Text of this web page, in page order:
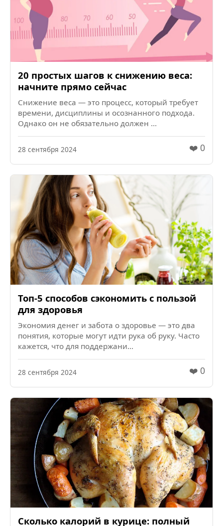
20 простых шагов к снижению веса:
начните прямо сейчас
Снижение веса — это процесс, который требует
времени, дисциплины и осознанного подхода.
Однако он не обязательно должен ...
28 сентября 2024 ❤️ 0
Топ-5 способов сэкономить с пользой
для здоровья
Экономия денег и забота о здоровье — это два
понятия, которые могут идти рука об руку. Часто
кажется, что для поддержани...
28 сентября 2024 ❤️ 0
Сколько калорий в курице: полный